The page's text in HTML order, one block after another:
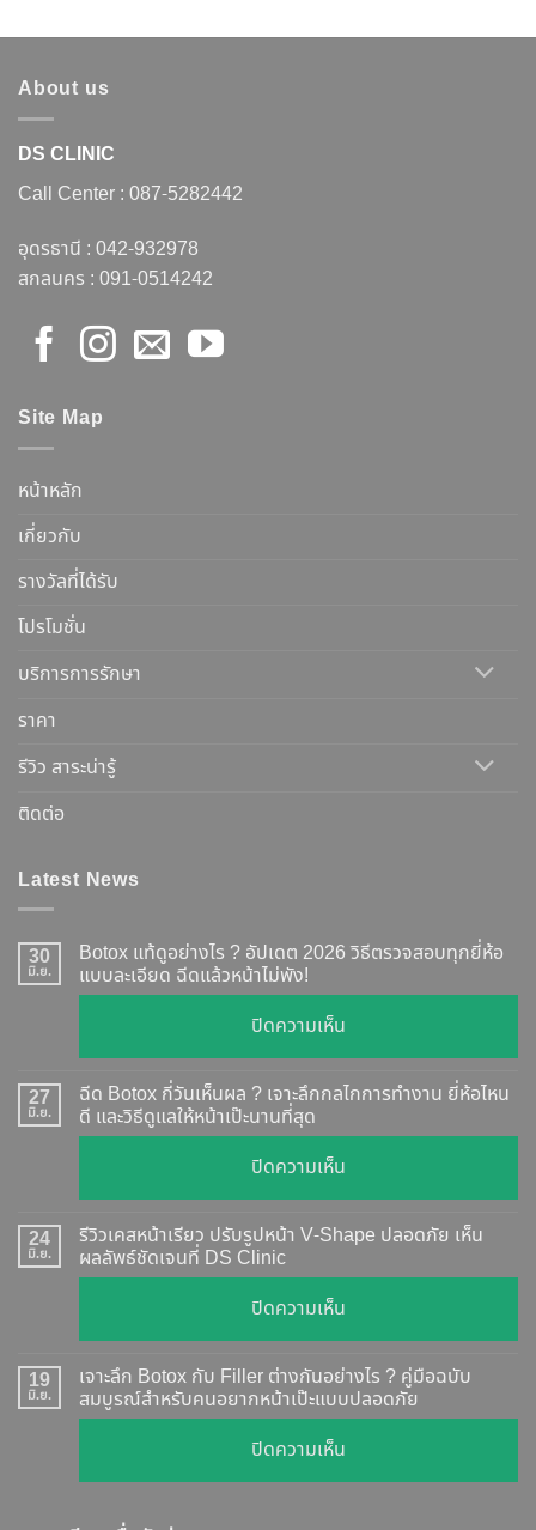
About us
DS CLINIC
Call Center : 087-5282442
อุดรธานี : 042-932978
สกลนคร : 091-0514242
Site Map
หน้าหลัก
เกี่ยวกับ
รางวัลที่ได้รับ
โปรโมชั่น
บริการการรักษา
ราคา
รีวิว สาระน่ารู้
ติดต่อ
Latest News
30
มิ.ย.
Botox แท้ดูอย่างไร ? อัปเดต 2026 วิธีตรวจสอบทุกยี่ห้อ
แบบละเอียด ฉีดแล้วหน้าไม่พัง!
ปิดความเห็น
Botox
แท้
อย่างไร
อัปเดต
2026
ยี่ห้อ
แบบ
27
มิ.ย.
ฉีด Botox กี่วันเห็นผล ? เจาะลึกกลไกการทำงาน ยี่ห้อไหน
ดี และวิธีดูแลให้หน้าเป๊ะนานที่สุด
ปิดความเห็น
ฉีด
Botox
วัน
ผล
?
เจาะ
24
มิ.ย.
รีวิวเคสหน้าเรียว ปรับรูปหน้า V-Shape ปลอดภัย เห็น
ผลลัพธ์ชัดเจนที่ DS Clinic
ปิดความเห็น
รีวิว
เคส
หน้า
เรียว
รูป
19
มิ.ย.
เจาะลึก Botox กับ Filler ต่างกันอย่างไร ? คู่มือฉบับ
สมบูรณ์สำหรับคนอยากหน้าเป๊ะแบบปลอดภัย
ปิดความเห็น
เจาะ